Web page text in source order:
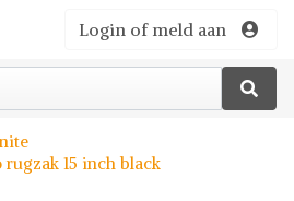
Login of meld aan
15 inch black